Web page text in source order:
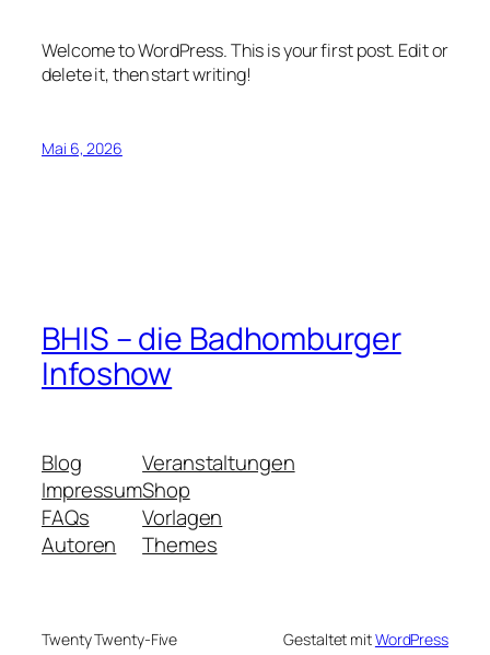
Welcome to WordPress. This is your first post. Edit or
delete it, then start writing!
Mai 6, 2026
BHIS – die Badhomburger
Infoshow
Blog
Impressum
FAQs
Autoren
Veranstaltungen
Shop
Vorlagen
Themes
Twenty Twenty-Five Gestaltet mitWordPress